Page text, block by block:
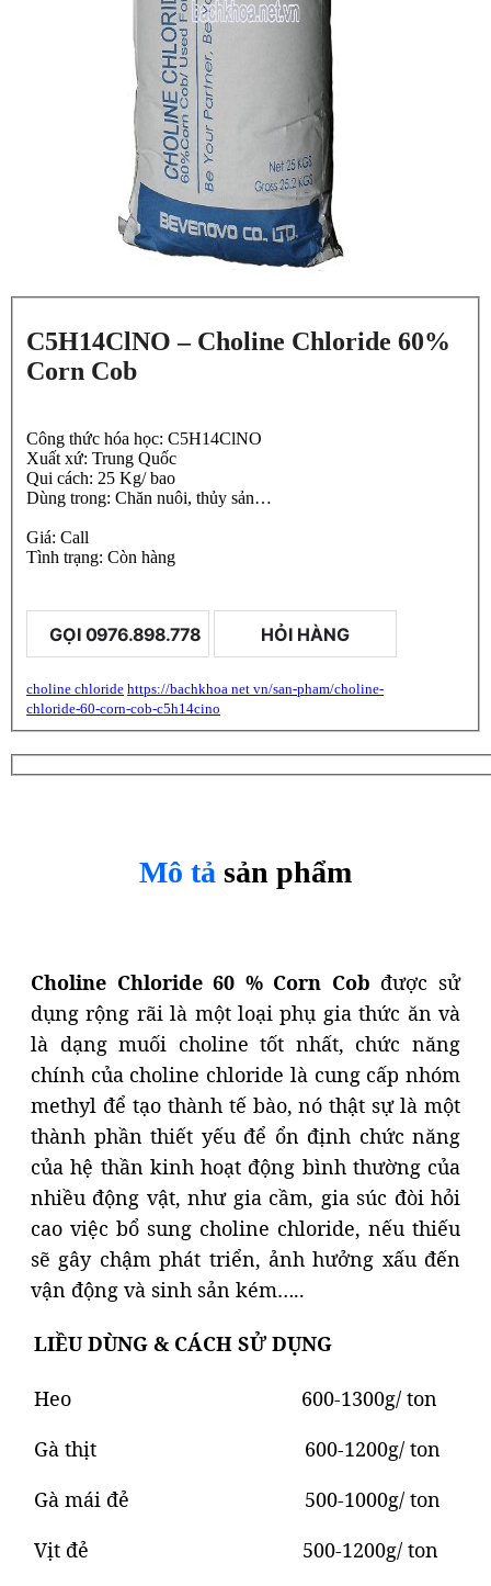
C5H14ClNO – Choline Chloride 60%
Corn Cob
Công thức hóa học: C5H14ClNO
Xuất xứ: Trung Quốc
Qui cách: 25 Kg/ bao
Dùng trong: Chăn nuôi, thủy sản…
Giá: Call
Tình trạng: Còn hàng
GỌI 0976.898.778 HỎI HÀNG
choline chloride https://bachkhoa net vn/san-pham/choline-
chloride-60-corn-cob-c5h14cino
Mô tả sản phẩm
Choline Chloride 60 % Corn Cob được sử
dụng rộng rãi là một loại phụ gia thức ăn và
là dạng muối choline tốt nhất, chức năng
chính của choline chloride là cung cấp nhóm
methyl để tạo thành tế bào, nó thật sự là một
thành phần thiết yếu để ổn định chức năng
của hệ thần kinh hoạt động bình thường của
nhiều động vật, như gia cầm, gia súc đòi hỏi
cao việc bổ sung choline chloride, nếu thiếu
sẽ gây chậm phát triển, ảnh hưởng xấu đến
vận động và sinh sản kém…..
LIỀU DÙNG & CÁCH SỬ DỤNG
Heo 600-1300g/ ton
Gà thịt 600-1200g/ ton
Gà mái đẻ 500-1000g/ ton
Vịt đẻ 500-1200g/ ton